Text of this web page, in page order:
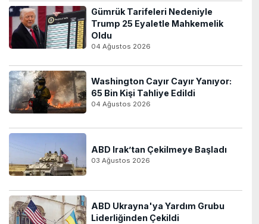
Gümrük Tarifeleri Nedeniyle
Trump 25 Eyaletle Mahkemelik
Oldu
04 Ağustos 2026
Washington Cayır Cayır Yanıyor:
65 Bin Kişi Tahliye Edildi
04 Ağustos 2026
ABD Irak’tan Çekilmeye Başladı
03 Ağustos 2026
ABD Ukrayna'ya Yardım Grubu
Liderliğinden Çekildi